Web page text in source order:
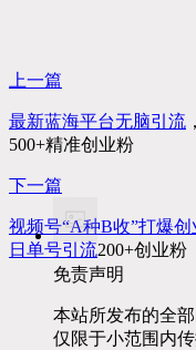
上一篇
最新蓝海平台无脑引流
500+精准创业粉
下一篇
视频号“A种B收”打爆
日单号引流200+创业粉
免责声明
本站所发布的全
仅限于小范围内